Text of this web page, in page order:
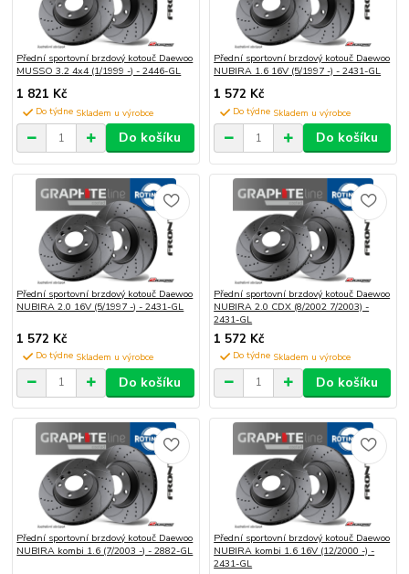
Přední sportovní brzdový kotouč Daewoo
MUSSO 3.2 4x4 (1/1999 -) - 2446-GL
1 821 Kč
Do týdne
Do košíku
Přední sportovní brzdový kotouč Daewoo
NUBIRA 1.6 16V (5/1997 -) - 2431-GL
1 572 Kč
Do týdne
Do košíku
Přední sportovní brzdový kotouč Daewoo
NUBIRA 2.0 16V (5/1997 -) - 2431-GL
1 572 Kč
Do týdne
Do košíku
Přední sportovní brzdový kotouč Daewoo
NUBIRA 2.0 CDX (8/2002 7/2003) -
2431-GL
1 572 Kč
Do týdne
Do košíku
Přední sportovní brzdový kotouč Daewoo
NUBIRA kombi 1.6 (7/2003 -) - 2882-GL
Přední sportovní brzdový kotouč Daewoo
NUBIRA kombi 1.6 16V (12/2000 -) -
2431-GL